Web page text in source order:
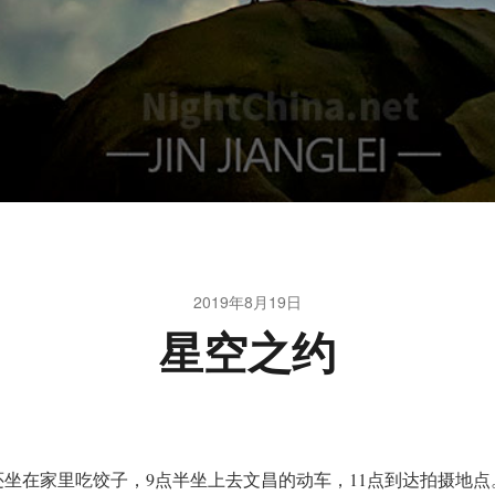
2019年8月19日
星空之约
坐在家里吃饺子，9点半坐上去文昌的动车，11点到达拍摄地